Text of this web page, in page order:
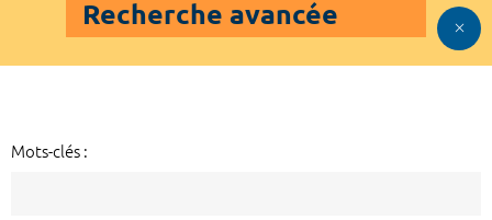
Recherche avancée
Mots-clés :